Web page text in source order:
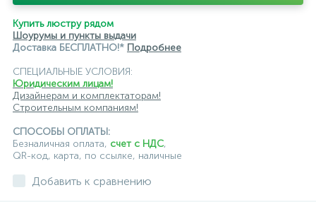
Купить люстру рядом
Шоурумы и пункты выдачи
Доставка БЕСПЛАТНО!* Подробнее
СПЕЦИАЛЬНЫЕ УСЛОВИЯ:
Юридическим лицам!
Дизайнерам и комплектаторам!
Строительным компаниям!
СПОСОБЫ ОПЛАТЫ:
Безналичная оплата, счет с НДС,
QR-код, карта, по ссылке, наличные
Добавить к сравнению